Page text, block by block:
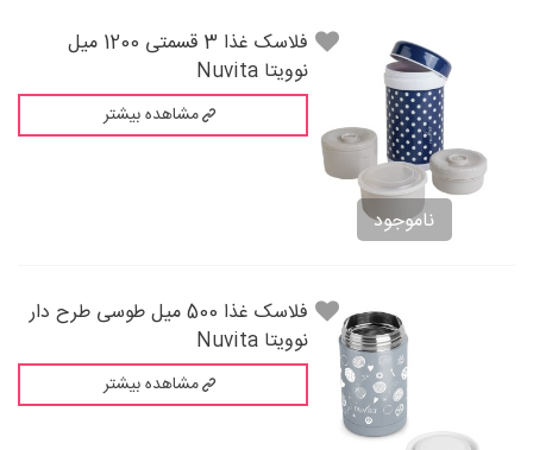
ناموجود
فلاسک غذا 3 قسمتی 1200 میل
نوویتا Nuvita
مشاهده بیشتر
فلاسک غذا 500 میل طوسی طرح دار
نوویتا Nuvita
مشاهده بیشتر